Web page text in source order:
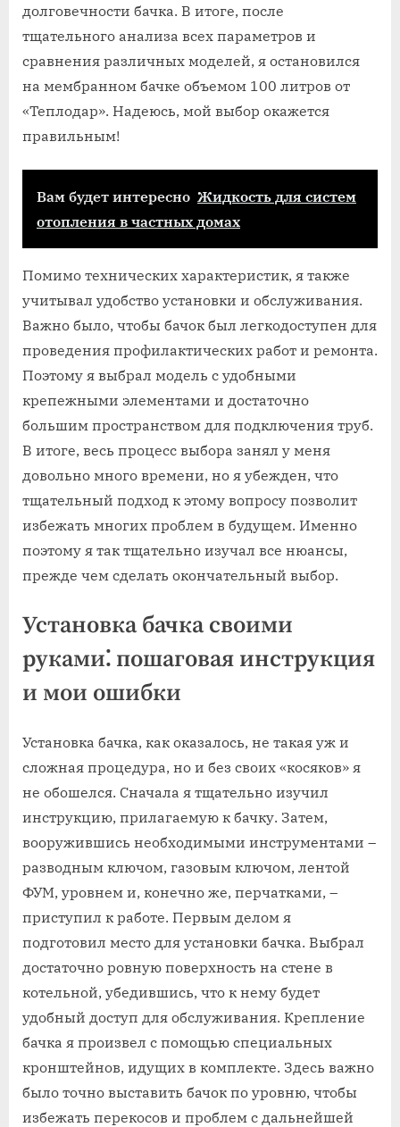
долговечности бачка. В итоге, после
тщательного анализа всех параметров и
сравнения различных моделей, я остановился
на мембранном бачке объемом 100 литров от
«Теплодар». Надеюсь, мой выбор окажется
правильным!
Вам будет интересно Жидкость для систем
отопления в частных домах
Помимо технических характеристик, я также
учитывал удобство установки и обслуживания.
Важно было, чтобы бачок был легкодоступен для
проведения профилактических работ и ремонта.
Поэтому я выбрал модель с удобными
крепежными элементами и достаточно
большим пространством для подключения труб.
В итоге, весь процесс выбора занял у меня
довольно много времени, но я убежден, что
тщательный подход к этому вопросу позволит
избежать многих проблем в будущем. Именно
поэтому я так тщательно изучал все нюансы,
прежде чем сделать окончательный выбор.
Установка бачка своими
руками⁚ пошаговая инструкция
и мои ошибки
Установка бачка, как оказалось, не такая уж и
сложная процедура, но и без своих «косяков» я
не обошелся. Сначала я тщательно изучил
инструкцию, прилагаемую к бачку. Затем,
вооружившись необходимыми инструментами –
разводным ключом, газовым ключом, лентой
ФУМ, уровнем и, конечно же, перчатками, –
приступил к работе. Первым делом я
подготовил место для установки бачка. Выбрал
достаточно ровную поверхность на стене в
котельной, убедившись, что к нему будет
удобный доступ для обслуживания. Крепление
бачка я произвел с помощью специальных
кронштейнов, идущих в комплекте. Здесь важно
было точно выставить бачок по уровню, чтобы
избежать перекосов и проблем с дальнейшей